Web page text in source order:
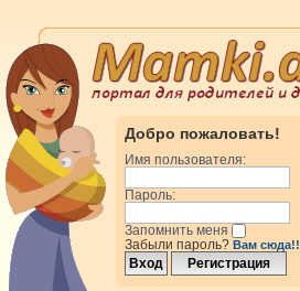
Добро пожаловать!
Имя пользователя:
Пароль:
Запомнить меня
Забыли пароль? Вам сюда!!